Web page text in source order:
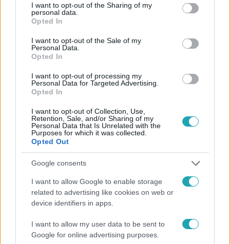
not limited to your visit or usage behaviour. You may click to
grant or deny consent to Google and its third-party tags to
use your data for below specified purposes in below Google
consent section.
I want to opt-out of the Sharing of my
personal data.
Opted In
I want to opt-out of the Sale of my
Personal Data.
Opted In
I want to opt-out of processing my
Personal Data for Targeted Advertising.
Opted In
I want to opt-out of Collection, Use,
Retention, Sale, and/or Sharing of my
Personal Data that Is Unrelated with the
Purposes for which it was collected.
Opted Out
Google consents
I want to allow Google to enable storage
related to advertising like cookies on web or
device identifiers in apps.
I want to allow my user data to be sent to
Google for online advertising purposes.
FÓKUSZ #
LUXUSAUTÓK #LUIS DA SILVA JR
LMEN PRALA #TUNING SHOW #
Népszerű